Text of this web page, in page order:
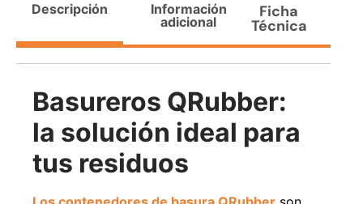
Descripción
Información
adicional
Ficha
Técnica
Basureros QRubber:
la solución ideal para
tus residuos
Pasto sintético ornamental
Importado USA: Paradise
densidad 42mm Rollo
Apilador manual ancho
$1.875.535